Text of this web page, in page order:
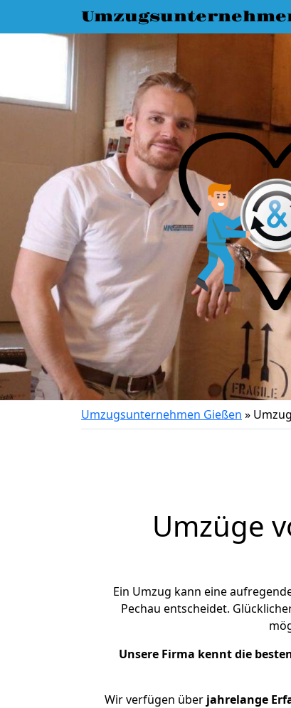
Umzugsunternehmen Gießen »
Umzüge
Ein Umzug kann eine
Pechau entscheidet.
Unsere Firma kennt die
Wir verfügen überjahrelange